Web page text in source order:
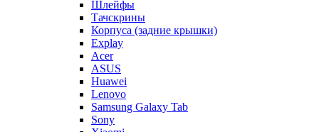
Шлейфы
Тачскрины
Корпуса (задние крышки)
Explay
Acer
ASUS
Huawei
Lenovo
Samsung Galaxy Tab
Sony